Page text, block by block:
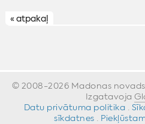
« atpakaļ
© 2008-2026 Madonas
Izgatavoja
Datu privātuma politika
sīkdatnes